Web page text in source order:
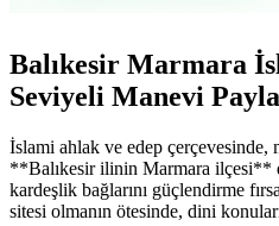
Balıkesir Marmara
Seviyeli Manevi
İslami ahlak ve edep çerçevesinde,
**Balıkesir ilinin Marmara ilçesi**
kardeşlik bağlarını güçlendirme
sitesi olmanın ötesinde, dini